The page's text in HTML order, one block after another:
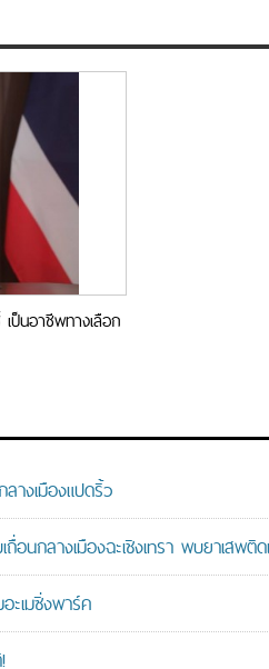
ป็นอาชีพทางเลือก
างเมืองแปดริ้ว
อนกลางเมืองฉะเชิงเทรา พบยาเส
ะเมซิ่งพาร์ค